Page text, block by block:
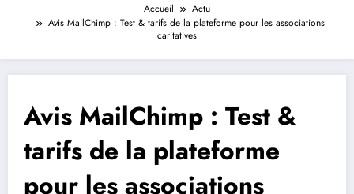
Accueil
Actu
Avis MailChimp : Test & tarifs de la plateforme pour les associations
caritatives
Avis MailChimp : Test &
tarifs de la plateforme
pour les associations